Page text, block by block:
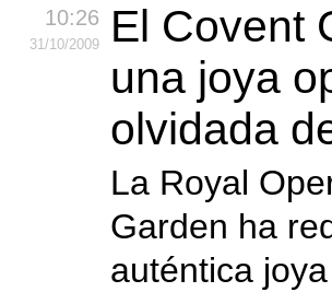
10:26
31/10/2009
El Covent
una joya
olvidada
La Royal
Garden ha
auténtica